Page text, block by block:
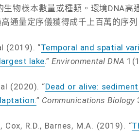
物樣本數量或種類。環境DNA高
通量定序儀獲得成千上百萬的序列
(2019). “Temporal and spatial
lake .” Environmental DNA
(2020). “Dead or alive:
” Communications Biology
R.D., Barnes, M.A. (2019). “